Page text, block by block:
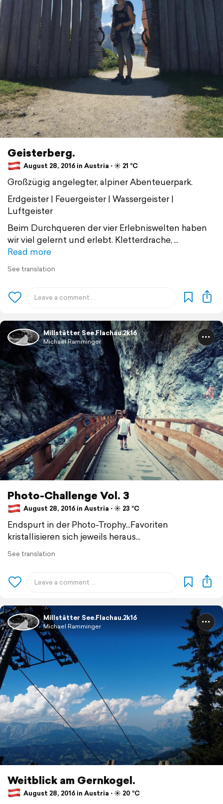
Geisterberg.
August 28, 2016 in Austria ⋅ ☀️ 21 °C
Großzügig angelegter, alpiner Abenteuerpark.
Erdgeister | Feuergeister | Wassergeister |
Luftgeister
Beim Durchqueren der vier Erlebniswelten haben
wir viel gelernt und erlebt. Kletterdrache,
Read more
See translation
Millstätter See.Flachau.2k16
Michael Ramminger
Photo-Challenge Vol. 3
August 28, 2016 in Austria ⋅ ☀️ 23 °C
Endspurt in der Photo-Trophy...Favoriten
kristallisieren sich jeweils heraus...
See translation
Millstätter See.Flachau.2k16
Michael Ramminger
Weitblick am Gernkogel.
August 28, 2016 in Austria ⋅ ☀️ 20 °C